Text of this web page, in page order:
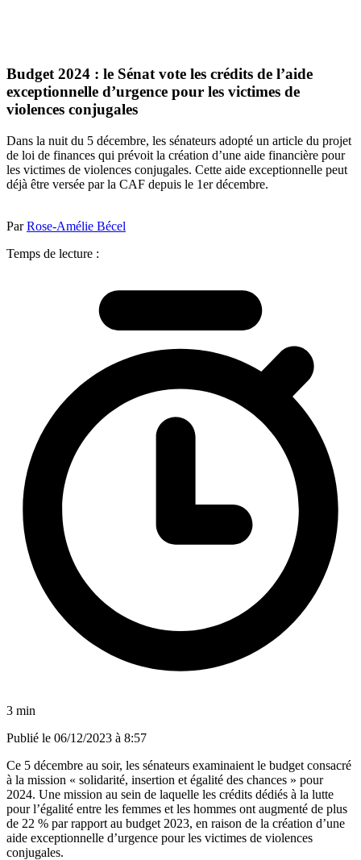
Budget 2024 : le Sénat vote les crédits de l’aide
exceptionnelle d’urgence pour les victimes de
violences conjugales
Dans la nuit du 5 décembre, les sénateurs adopté un article du projet
de loi de finances qui prévoit la création d’une aide financière pour
les victimes de violences conjugales. Cette aide exceptionnelle peut
déjà être versée par la CAF depuis le 1er décembre.
ParRose-Amélie Bécel
Temps de lecture :
3 min
Publié le 06/12/2023 à 8:57
Ce 5 décembre au soir, les sénateurs examinaient le budget consacré
à la mission « solidarité, insertion et égalité des chances » pour
2024. Une mission au sein de laquelle les crédits dédiés à la lutte
pour l’égalité entre les femmes et les hommes ont augmenté de plus
de 22 % par rapport au budget 2023, en raison de la création d’une
aide exceptionnelle d’urgence pour les victimes de violences
conjugales.